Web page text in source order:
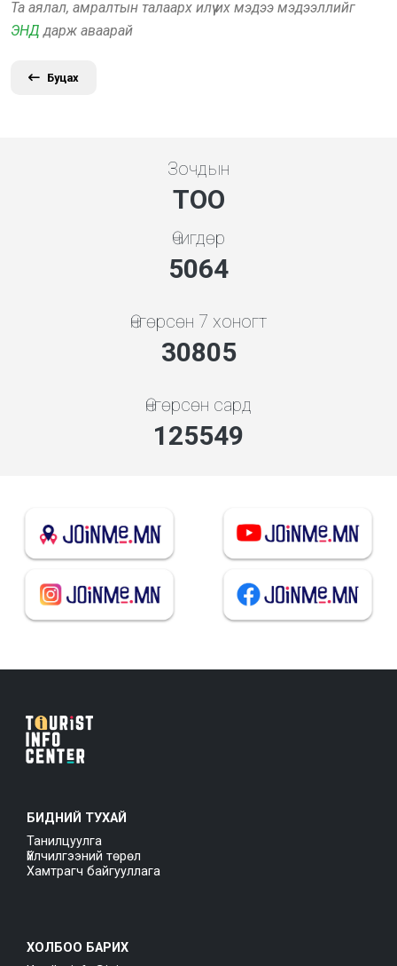
Та аялал, амралтын талаарх илүү их мэдээ мэдээллийг
ЭНД дарж аваарай
Буцах
Зочдын
ТОО
Өчигдөр
5453
Өнгөрсөн 7 хоногт
33174
Өнгөрсөн сард
135206
БИДНИЙ ТУХАЙ
Танилцуулга
Үйлчилгээний төрөл
Хамтрагч байгууллага
ХОЛБОО БАРИХ